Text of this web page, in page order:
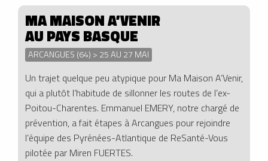
MA MAISON A’VENIR
AU PAYS BASQUE
ARCANGUES (64) > 25 AU 27 MAI
Un trajet quelque peu atypique pour Ma Maison A’Venir,
qui a plutôt l’habitude de sillonner les routes de l’ex-
Poitou-Charentes. Emmanuel EMERY, notre chargé de
prévention, a fait étapes à Arcangues pour rejoindre
l’équipe des Pyrénées-Atlantique de ReSanté-Vous
pilotée par Miren FUERTES.